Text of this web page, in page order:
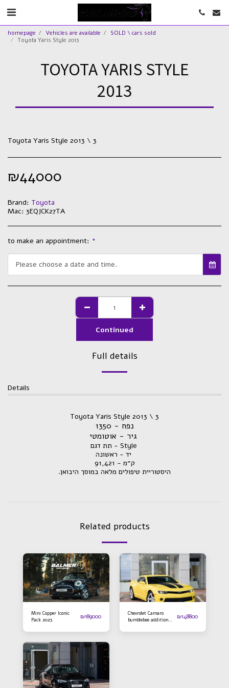
homepage Vehicles are available
SOLD \ cars sold
Toyota Yaris Style 2013
TOYOTA YARIS STYLE
2013
Toyota Yaris Style 2013 \ 3
₪44000
Brand: Toyota
Mac: 3EQJCK27TA
to make an appointment: *
Please choose a date and time.
Continued
Full details
Details
Toyota Yaris Style 2013 \ 3
נפח - 1350
תת דגם - Style
ק״מ - 91,421
.היסטוריית טיפולים מלאה במוסך היבואן
Related products
Mini Copper Iconic
Pack 2023
₪189000
Chevrolet Camaro
bumblebee addition
₪148800